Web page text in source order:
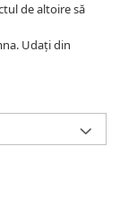
de altoire să
Udați din